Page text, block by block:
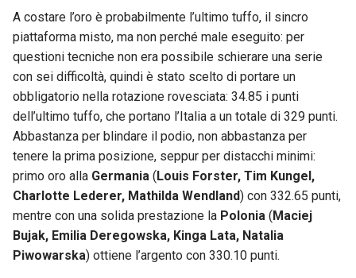
A costare l’oro è probabilmente l’ultimo tuffo, il sincro
piattaforma misto, ma non perché male eseguito: per
questioni tecniche non era possibile schierare una serie
con sei difficoltà, quindi è stato scelto di portare un
obbligatorio nella rotazione rovesciata: 34.85 i punti
dell’ultimo tuffo, che portano l’Italia a un totale di 329 punti.
Abbastanza per blindare il podio, non abbastanza per
tenere la prima posizione, seppur per distacchi minimi:
primo oro alla Germania (Louis Forster, Tim Kungel,
Charlotte Lederer, Mathilda Wendland) con 332.65 punti,
mentre con una solida prestazione la Polonia (Maciej
Bujak, Emilia Deregowska, Kinga Lata, Natalia
Piwowarska) ottiene l’argento con 330.10 punti.